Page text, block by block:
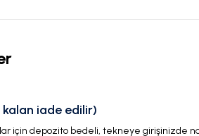
iade edilir)
için depozito bedeli, tekneye girişinizde